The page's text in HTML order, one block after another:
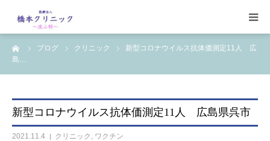
ブログ クリニック
新型コロナウイルス抗体価測定11人 広
島…
新型コロナウイルス抗体価測定11人 広島県呉市
2021.11.4 クリニック , ワクチン
受診案内
設備